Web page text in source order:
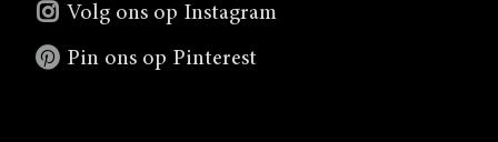
Volg ons op Instagram
Pin ons op Pinterest